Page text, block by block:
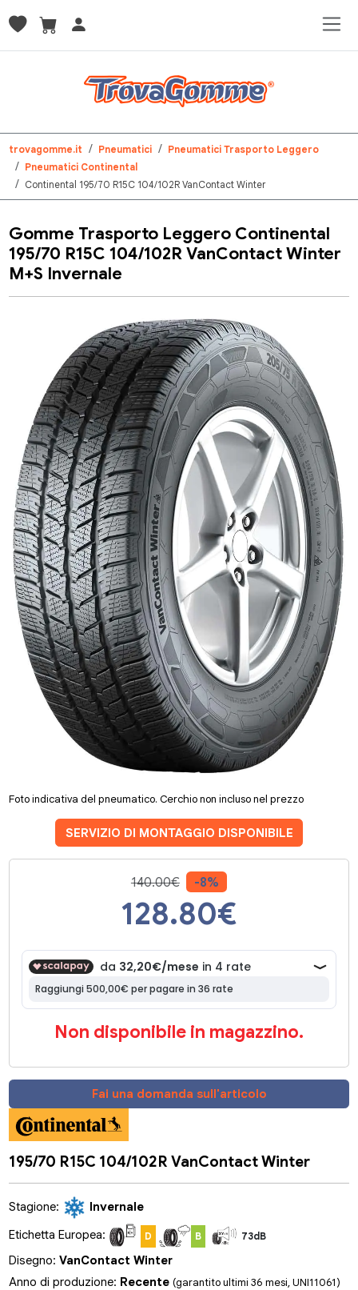
trovagomme.it Pneumatici
Pneumatici Trasporto Leggero
Pneumatici Continental
Continental 195/70 R15C 104/102R VanContact Winter
Gomme Trasporto Leggero Continental
195/70 R15C 104/102R VanContact Winter
M+S Invernale
Foto indicativa del pneumatico. Cerchio non incluso nel prezzo
SERVIZIO DI MONTAGGIO DISPONIBILE
140.00€ -8%
128.80€
Non disponibile in magazzino.
Fai una domanda sull'articolo
195/70 R15C 104/102R VanContact Winter
Stagione:
Invernale
Etichetta Europea:
D B 73dB
Disegno:VanContact Winter
Anno di produzione: Recente(garantito ultimi 36 mesi, UNI11061)